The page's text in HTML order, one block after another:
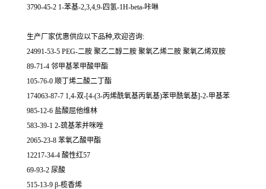
3790-45-2 1-苯基-2,3,4,9-四氢-1H-beta-咔啉
生产厂家优惠供应以下品种,欢迎咨询:
24991-53-5 PEG-二胺 聚乙二醇二胺 聚氧乙烯二胺 聚氧乙烯双胺
89-71-4 邻甲基苯甲酸甲酯
105-76-0 顺丁烯二酸二丁酯
174063-87-7 1,4-双-[4-(3-丙烯酰氧基丙氧基)苯甲酰氧基]-2-甲基苯
985-12-6 盐酸屈他维林
583-39-1 2-巯基苯并咪唑
2065-23-8 苯氧乙酸甲酯
12217-34-4 酸性红57
69-93-2 尿酸
515-13-9 β-榄香烯